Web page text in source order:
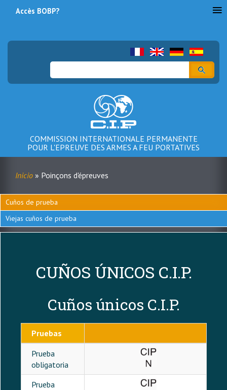
Buscar
COMMISSION INTERNATIONALE PERMANENTE
POUR L'EPREUVE DES ARMES A FEU PORTATIVES
du
compte
l'utilisateur
Accès BOBP?
Sobrescribir
enlaces
de
Inicio Poinçons d'épreuves
Menu
Poinçons
Cuños de prueba
Viejas cuños de prueba
CUÑOS ÚNICOS C.I.P.
Cuños únicos C.I.P.
Pruebas
Prueba
obligatoria
Prueba